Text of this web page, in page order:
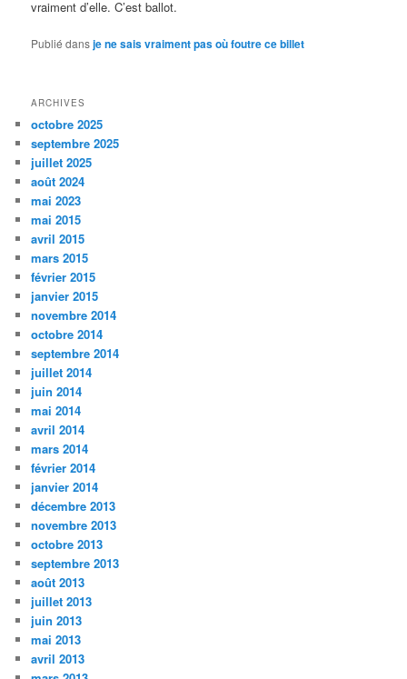
vraiment d’elle. C’est ballot.
Publié dansje ne sais vraiment pas où foutre ce billet
ARCHIVES
octobre 2025
septembre 2025
juillet 2025
août 2024
mai 2023
mai 2015
avril 2015
mars 2015
février 2015
janvier 2015
novembre 2014
octobre 2014
septembre 2014
juillet 2014
juin 2014
mai 2014
avril 2014
mars 2014
février 2014
janvier 2014
décembre 2013
novembre 2013
octobre 2013
septembre 2013
août 2013
juillet 2013
juin 2013
mai 2013
avril 2013